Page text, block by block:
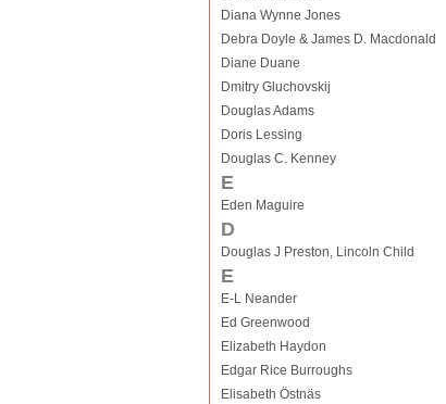
Diana Wynne Jones
Debra Doyle & James D. Macdonald
Diane Duane
Dmitry Gluchovskij
Douglas Adams
Doris Lessing
Douglas C. Kenney
E
Eden Maguire
D
Douglas J Preston, Lincoln Child
E
E-L Neander
Ed Greenwood
Elizabeth Haydon
Edgar Rice Burroughs
Elisabeth Östnäs